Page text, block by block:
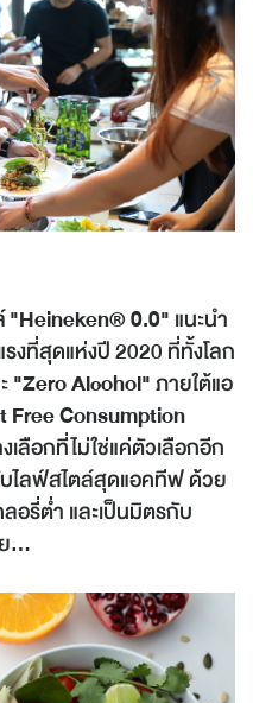
"Heineken® 0.0" แนะนำ
งที่สุดแห่งปี 2020 ที่ทั้งโลก
"Zero Alcohol"ภายใต้แอ
Free Consumption
เลือกที่ไม่ใช่แค่ตัวเลือกอีก
ไลฟ์สไตล์สุดแอคทีฟ ด้วย
รี่ต่ำ และเป็นมิตรกับ
...